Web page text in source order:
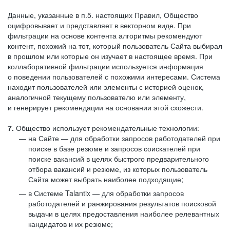
Данные, указанные в п.5. настоящих Правил, Общество
оцифровывает и представляет в векторном виде. При
фильтрации на основе контента алгоритмы рекомендуют
контент, похожий на тот, который пользователь Сайта выбирал
в прошлом или которые он изучает в настоящее время. При
коллаборативной фильтрации используется информация
о поведении пользователей с похожими интересами. Система
находит пользователей или элементы с историей оценок,
аналогичной текущему пользователю или элементу,
и генерирует рекомендации на основании этой схожести.
7. Общество использует рекомендательные технологии:
на Сайте — для обработки запросов работодателей при
поиске в базе резюме и запросов соискателей при
поиске вакансий в целях быстрого предварительного
отбора вакансий и резюме, из которых пользователь
Сайта может выбрать наиболее подходящие;
в Системе Talantix — для обработки запросов
работодателей и ранжирования результатов поисковой
выдачи в целях предоставления наиболее релевантных
кандидатов и их резюме;